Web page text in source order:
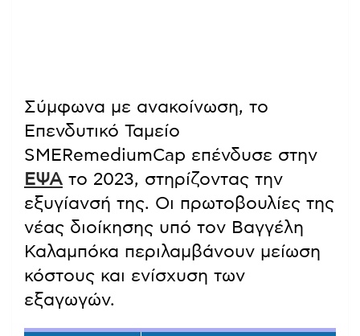
Σύμφωνα με ανακοίνωση, το
Επενδυτικό Ταμείο
SMERemediumCap επένδυσε στην
ΕΨΑ το 2023, στηρίζοντας την
εξυγίανσή της. Οι πρωτοβουλίες της
νέας διοίκησης υπό τον Βαγγέλη
Καλαμπόκα περιλαμβάνουν μείωση
κόστους και ενίσχυση των
εξαγωγών.